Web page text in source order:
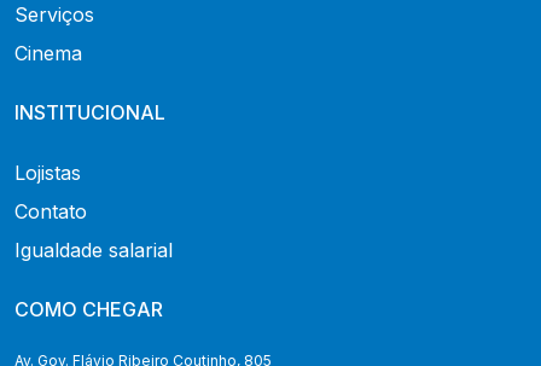
Serviços
Cinema
INSTITUCIONAL
Lojistas
Contato
Igualdade salarial
COMO CHEGAR
Av. Gov. Flávio Ribeiro Coutinho, 805